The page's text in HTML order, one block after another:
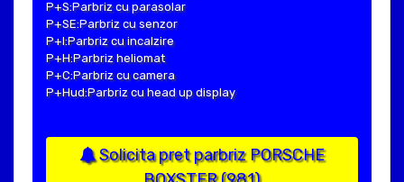
P+S:Parbriz cu parasolar
P+SE:Parbriz cu senzor
P+I:Parbriz cu incalzire
P+H:Parbriz heliomat
P+C:Parbriz cu camera
P+Hud:Parbriz cu head up display
Solicita pret parbriz PORSCHE